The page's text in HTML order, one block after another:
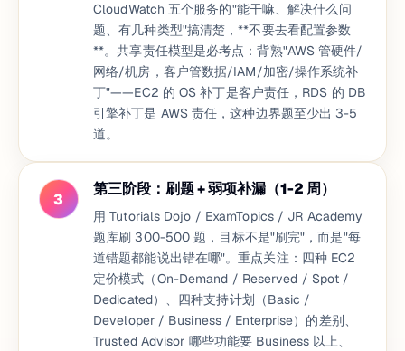
CloudWatch 五个服务的"能干嘛、解决什么问
题、有几种类型"搞清楚，**不要去看配置参数
**。共享责任模型是必考点：背熟"AWS 管硬件/
网络/机房，客户管数据/IAM/加密/操作系统补
丁"——EC2 的 OS 补丁是客户责任，RDS 的 DB
引擎补丁是 AWS 责任，这种边界题至少出 3-5
道。
3
第三阶段：刷题 + 弱项补漏（1-2 周）
用 Tutorials Dojo / ExamTopics / JR Academy
题库刷 300-500 题，目标不是"刷完"，而是"每
道错题都能说出错在哪"。重点关注：四种 EC2
定价模式（On-Demand / Reserved / Spot /
Dedicated）、四种支持计划（Basic /
Developer / Business / Enterprise）的差别、
Trusted Advisor 哪些功能要 Business 以上、